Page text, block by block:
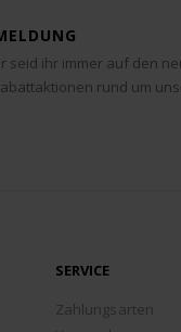
seid ihr immer auf den
rund um
SERVICE
Zahlungsarten